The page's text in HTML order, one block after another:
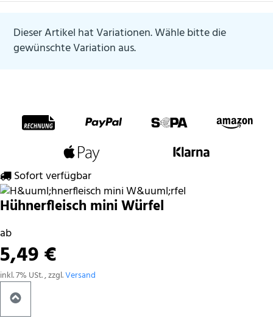
Dieser Artikel hat Variationen. Wähle bitte die
gewünschte Variation aus.
Zahlungsmethoden
Sofort verfügbar
Hühnerfleisch mini Würfel
ab
5,49 €
inkl. 7% USt. , zzgl.Versand